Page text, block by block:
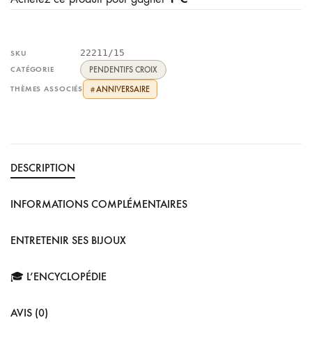
SKU 22211/15
CATÉGORIE PENDENTIFS CROIX
THÈMES ASSOCIÉS #ANNIVERSAIRE
DESCRIPTION
INFORMATIONS COMPLÉMENTAIRES
ENTRETENIR SES BIJOUX
🎓 L’ENCYCLOPÉDIE
AVIS (0)